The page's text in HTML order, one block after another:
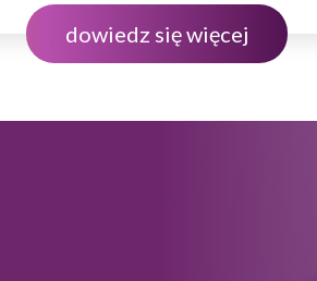
metod nauczania i zarządzania
obciążania budżetu.…
dowiedz się więcej